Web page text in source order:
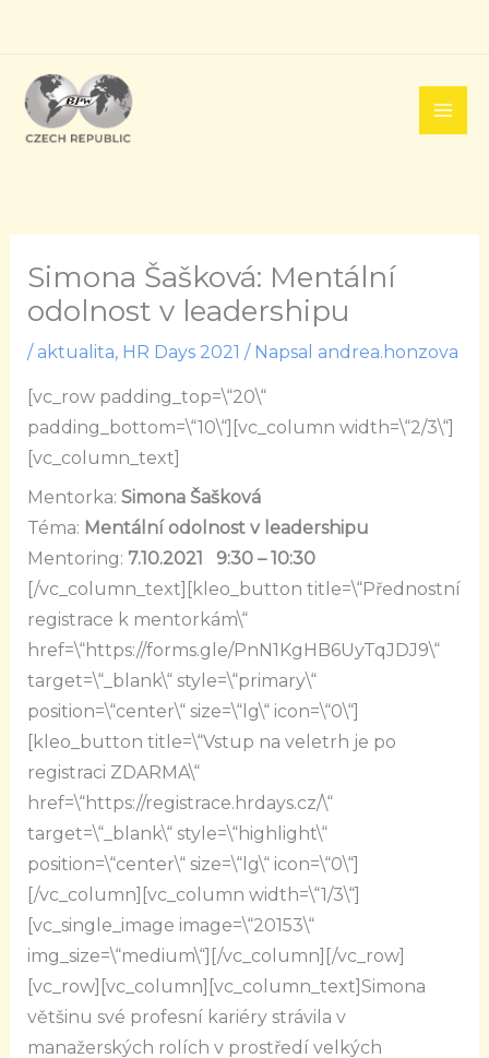
obsah
Simona Šašková: Mentální
odolnost v leadershipu
/ aktualita, HR Days 2021 / Napsal andrea.honzova
[vc_row padding_top=\“20\“
padding_bottom=\“10\“][vc_column width=\“2/3\“]
[vc_column_text]
Mentorka: Simona Šašková
Téma: Mentální odolnost v leadershipu
Mentoring: 7.10.2021 9:30 – 10:30
[/vc_column_text][kleo_button title=\“Přednostní
registrace k mentorkám\“
href=\“https://forms.gle/PnN1KgHB6UyTqJDJ9\“
target=\“_blank\“ style=\“primary\“
position=\“center\“ size=\“lg\“ icon=\“0\“]
[kleo_button title=\“Vstup na veletrh je po
registraci ZDARMA\“
href=\“https://registrace.hrdays.cz/\“
target=\“_blank\“ style=\“highlight\“
position=\“center\“ size=\“lg\“ icon=\“0\“]
[/vc_column][vc_column width=\“1/3\“]
[vc_single_image image=\“20153\“
img_size=\“medium\“][/vc_column][/vc_row]
[vc_row][vc_column][vc_column_text]Simona
většinu své profesní kariéry strávila v
manažerských rolích v prostředí velkých